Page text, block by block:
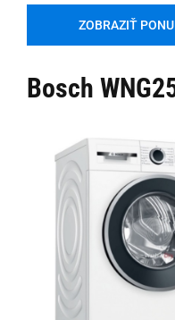
ZOBRAZIŤ
Bosch